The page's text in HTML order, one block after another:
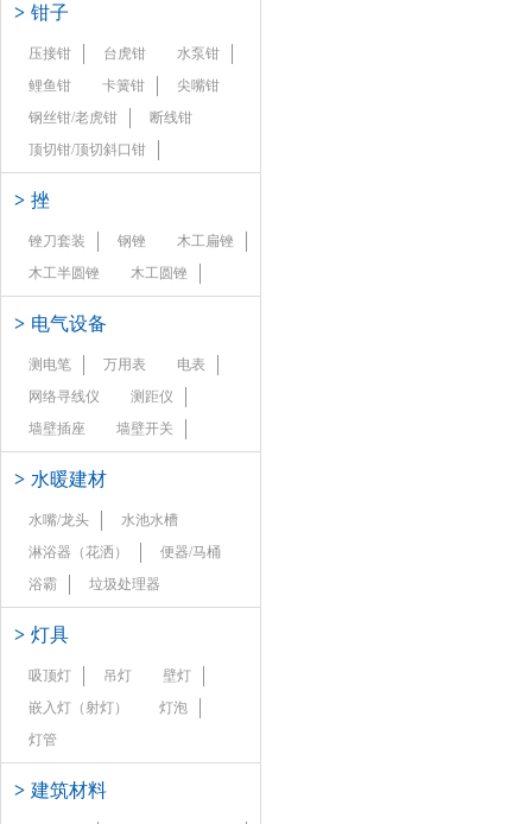
> 钳子
压接钳 台虎钳
水泵钳
鲤鱼钳
卡簧钳
尖嘴钳
钢丝钳/老虎钳
断线钳
顶切钳/顶切斜口钳
> 挫
锉刀套装 钢锉
木工扁锉
木工半圆锉
木工圆锉
> 电气设备
测电笔 万用表
电表
网络寻线仪
测距仪
墙壁插座
墙壁开关
> 水暖建材
水嘴/龙头
水池水槽
淋浴器（花洒）
便器/马桶
浴霸
垃圾处理器
> 灯具
吸顶灯 吊灯
壁灯
嵌入灯（射灯）
灯泡
灯管
> 建筑材料